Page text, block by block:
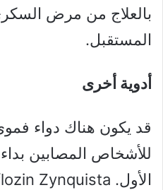
بالعلاج من مرض
المستقبل.
أدوية أخرى
قد يكون هناك دواء
للأشخاص المصابين